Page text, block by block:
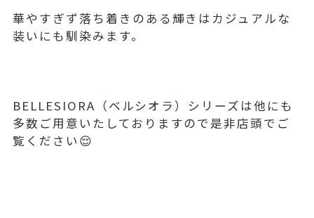
華やすぎず落ち着きのある輝きはカジュアルな
装いにも馴染みます。
BELLESIORA（ベルシオラ）シリーズは他にも
多数ご用意いたしておりますので是非店頭でご
覧ください😌